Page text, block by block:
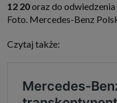
12 20oraz do odwiedzenia
Foto. Mercedes-Benz
Czytaj także: